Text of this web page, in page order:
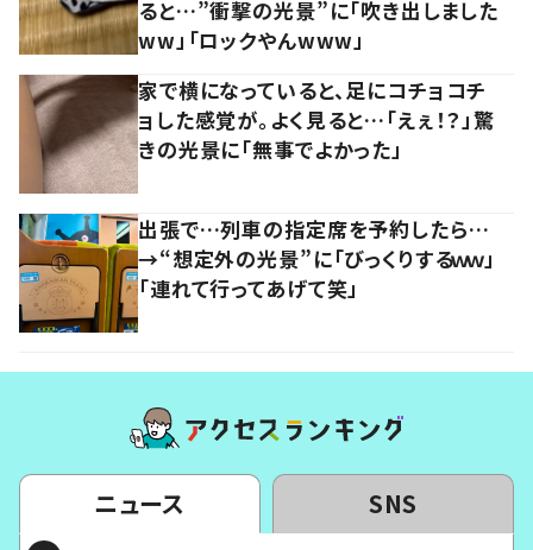
ると…”衝撃の光景”に「吹き出しました
ww」「ロックやんwww」
家で横になっていると、足にコチョコチ
ョした感覚が。よく見ると…「えぇ！？」驚
きの光景に「無事でよかった」
出張で…列車の指定席を予約したら…
→“想定外の光景”に「びっくりするｗｗ」
「連れて行ってあげて笑」
ニュース SNS